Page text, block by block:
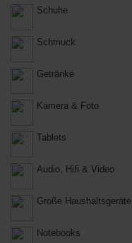
Schuhe
Schmuck
Getränke
Kamera & Foto
Tablets
Audio, Hifi & Video
Große Haushaltsgeräte
Notebooks